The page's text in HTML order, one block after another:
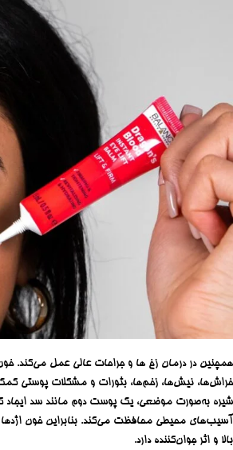
همچنین در درمان زخ‌ ها و جراحات عالی عمل می‌کند. خون
خراش‌ها، نیش‌ها، زخم‌ها، بثورات و مشکلات پوستی کمک
شیره به‌صورت موضعی، یک پوست دوم مانند سد ایجاد
آسیب‌های محیطی محافظت می‌کند. بنابراین خون اژدها
بالا و اثر جوان‌کننده دارد.